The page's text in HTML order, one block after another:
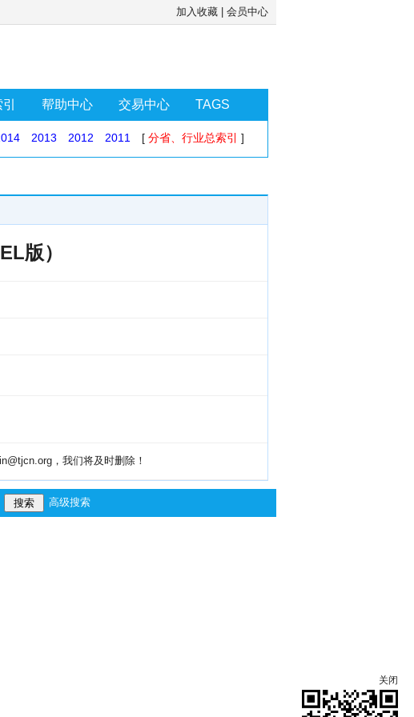
加入收藏 会员中心
帮助中心 交易中心 TAGS
2013 2012 2011 [ 分省、行业总索引 ]
版）
，我们将及时删除！
高级搜索
关闭